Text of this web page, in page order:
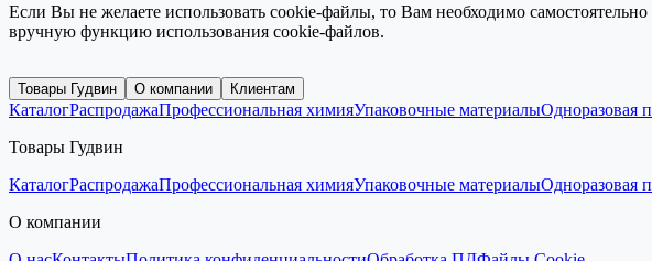
Если Вы не желаете использовать cookie-файлы, то Вам необходимо
вручную функцию использования cookie-файлов.
Товары Гудвин О компании Клиентам
КаталогРаспродажаПрофессиональная химияУпаковочные материалыОдноразовая
Товары Гудвин
КаталогРаспродажаПрофессиональная химияУпаковочные материалыОдноразовая
О компании